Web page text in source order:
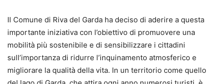
Il Comune di Riva del Garda ha deciso di aderire a questa
importante iniziativa con l’obiettivo di promuovere una
mobilità più sostenibile e di sensibilizzare i cittadini
sull’importanza di ridurre l’inquinamento atmosferico e
migliorare la qualità della vita. In un territorio come quello